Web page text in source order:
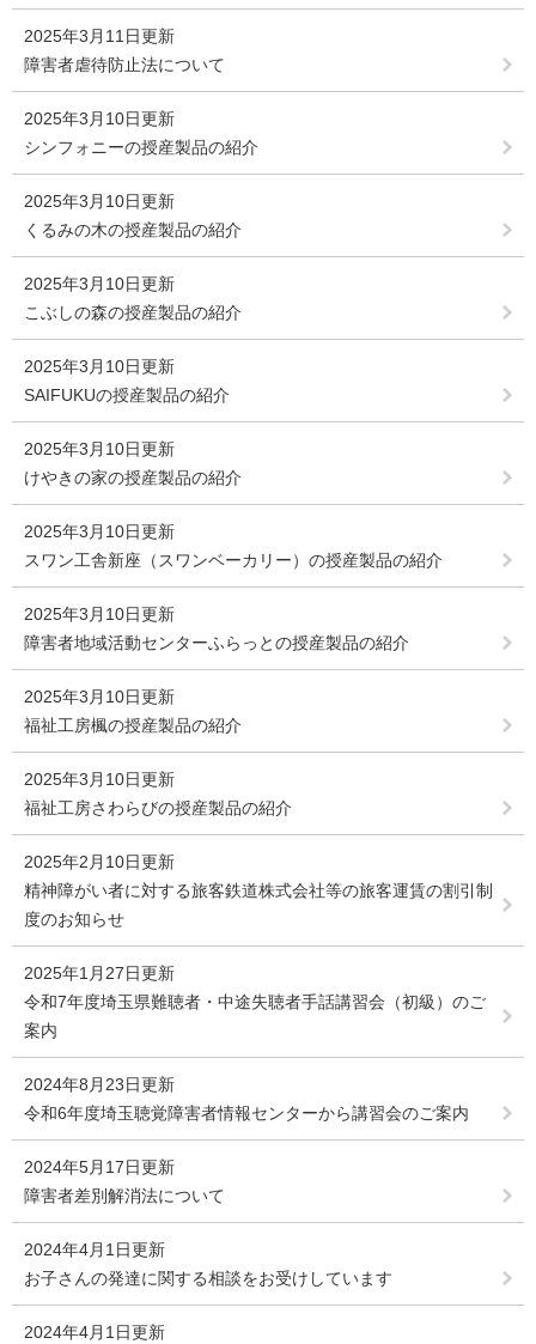
2025年3月11日更新
障害者虐待防止法について
2025年3月10日更新
シンフォニーの授産製品の紹介
2025年3月10日更新
くるみの木の授産製品の紹介
2025年3月10日更新
こぶしの森の授産製品の紹介
2025年3月10日更新
SAIFUKUの授産製品の紹介
2025年3月10日更新
けやきの家の授産製品の紹介
2025年3月10日更新
スワン工舎新座（スワンベーカリー）の授産製品の紹介
2025年3月10日更新
障害者地域活動センターふらっとの授産製品の紹介
2025年3月10日更新
福祉工房楓の授産製品の紹介
2025年3月10日更新
福祉工房さわらびの授産製品の紹介
2025年2月10日更新
精神障がい者に対する旅客鉄道株式会社等の旅客運賃の割引制
度のお知らせ
2025年1月27日更新
令和7年度埼玉県難聴者・中途失聴者手話講習会（初級）のご
案内
2024年8月23日更新
令和6年度埼玉聴覚障害者情報センターから講習会のご案内
2024年5月17日更新
障害者差別解消法について
2024年4月1日更新
お子さんの発達に関する相談をお受けしています
2024年4月1日更新